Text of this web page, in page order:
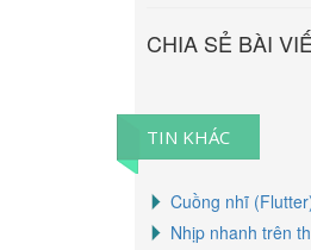
CHIA SẺ BÀI
TIN KHÁC
Cuồng nhĩ
Nhịp nhanh trên